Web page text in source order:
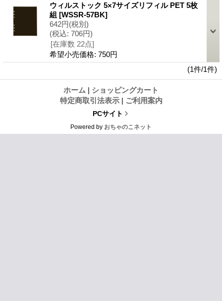
ウィルストック 5×7サイズリフィル PET 5枚
組 [WSSR-57BK]
642円(税別)
(税込: 706円)
[在庫数 22点]
希望小売価格: 750円
(1件/1件)
ホーム | ショッピングカート
特定商取引法表示 | ご利用案内
PCサイト
Powered by おちゃのこネット